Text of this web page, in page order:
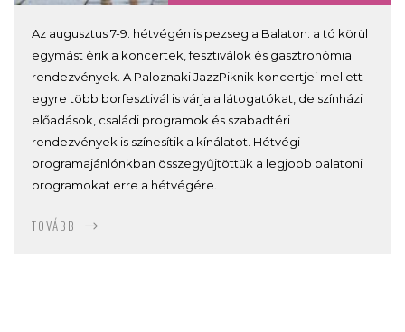
Az augusztus 7-9. hétvégén is pezseg a Balaton: a tó körül
egymást érik a koncertek, fesztiválok és gasztronómiai
rendezvények. A Paloznaki JazzPiknik koncertjei mellett
egyre több borfesztivál is várja a látogatókat, de színházi
előadások, családi programok és szabadtéri
rendezvények is színesítik a kínálatot. Hétvégi
programajánlónkban összegyűjtöttük a legjobb balatoni
programokat erre a hétvégére.
TOVÁBB